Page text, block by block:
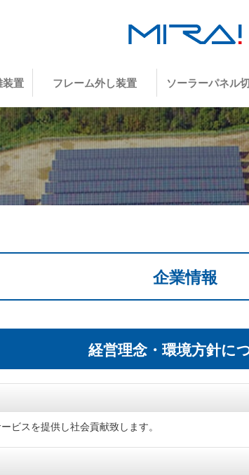
置 フレーム外し装置 ソーラーパネル
企業情報
経営理念・環境方針に
ビスを提供し社会貢献致します。